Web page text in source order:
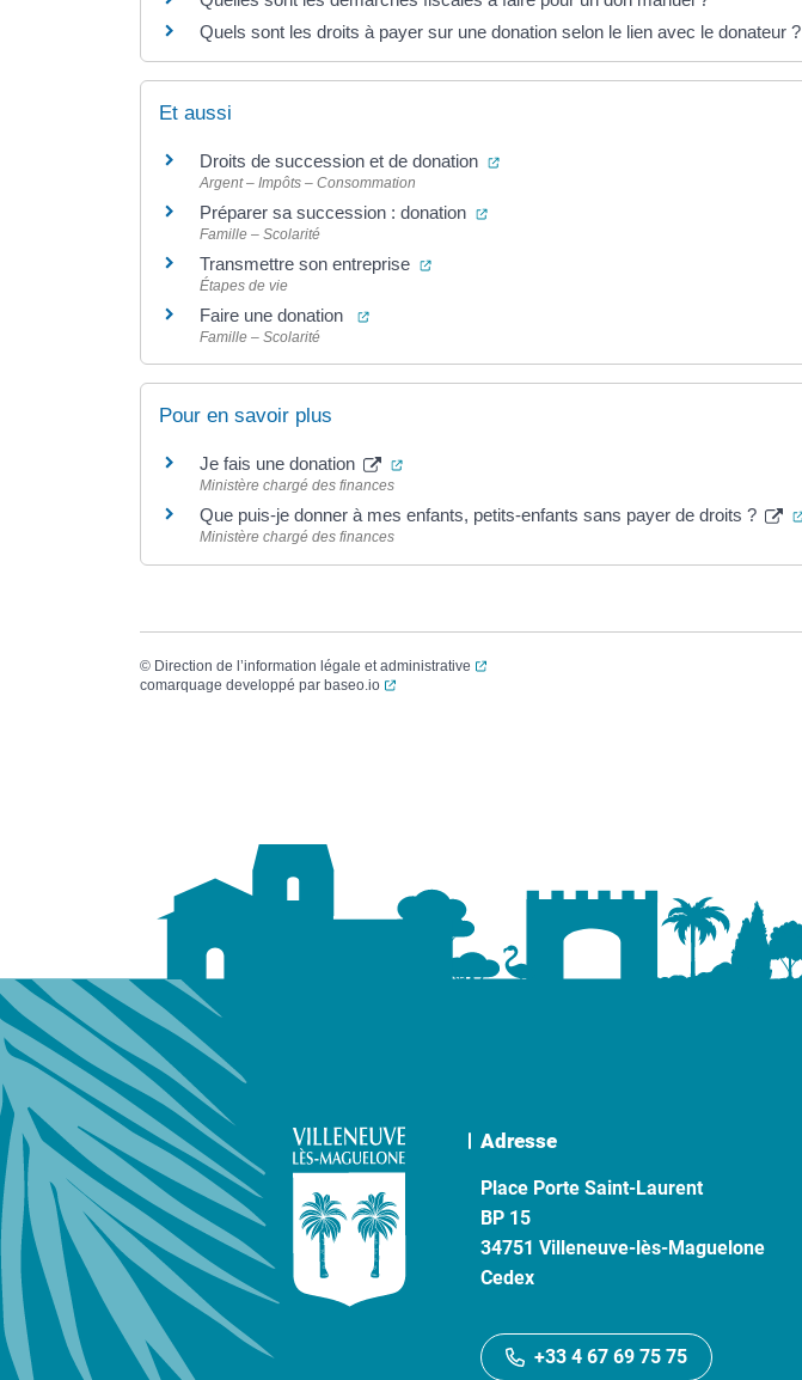
Quels sont les droits à payer sur une donation selon le lien avec le donateur ?
Et aussi
Droits de succession et de donation (ouverture dans un nouvel onglet)
Argent – Impôts – Consommation
Préparer sa succession : donation (ouverture dans un nouvel onglet)
Famille – Scolarité
Transmettre son entreprise (ouverture dans un nouvel onglet)
Étapes de vie
Faire une donation (ouverture dans un nouvel onglet)
Famille – Scolarité
Pour en savoir plus
Je fais une donation (ouverture dans un nouvel onglet)
Ministère chargé des finances
Que puis-je donner à mes enfants, petits-enfants sans payer de droits ?
Ministère chargé des finances
© Direction de l’information légale et administrative
(ouverture dans un nouvel onglet)
comarquage developpé par baseo.io (ouverture dans un nouvel onglet)
Adresse
Place Porte Saint-Laurent
BP 15
34751 Villeneuve-lès-Maguelone
Cedex
+33 4 67 69 75 75